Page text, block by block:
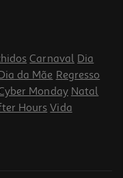
43" Fixo
Carnaval Dia
da Mãe Regresso
Monday Natal
Hours Vida